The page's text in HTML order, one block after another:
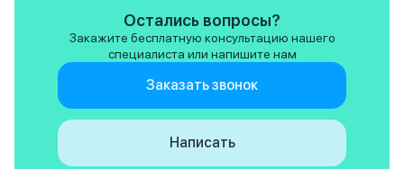
Остались вопросы?
Закажите бесплатную консультацию нашего
специалиста или напишите нам
Заказать звонок
Написать